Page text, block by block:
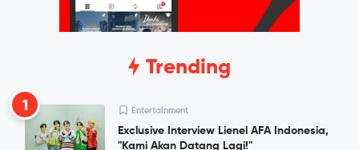
Trending
1 Entertainment
Exclusive Interview Lienel AFA Indonesia,
"Kami Akan Datang Lagi!"